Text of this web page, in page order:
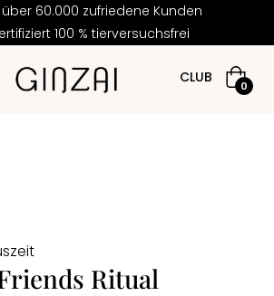
über 60.000 zufriedene Kunden
100 % tierversuchsfrei
CLUB 0
Ritual